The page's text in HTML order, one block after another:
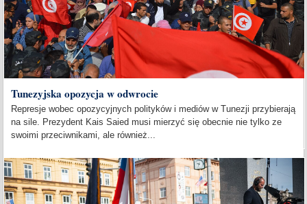
Tunezyjska opozycja w odwrocie
Represje wobec opozycyjnych polityków i mediów w Tunezji przybierają
na sile. Prezydent Kais Saied musi mierzyć się obecnie nie tylko ze
swoimi przeciwnikami, ale również...